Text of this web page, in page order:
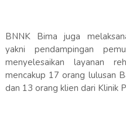
BNNK Bima juga
yakni pendampingan
menyelesaikan layanan
mencakup 17 orang lulusan
dan 13 orang klien dari Klinik